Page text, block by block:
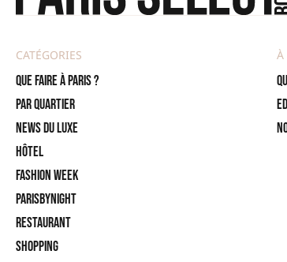
CATÉGORIES
Que faire à Paris ?
PAR QUARTIER
News du Luxe
Hôtel
Fashion Week
ParisByNight
Restaurant
Shopping
À